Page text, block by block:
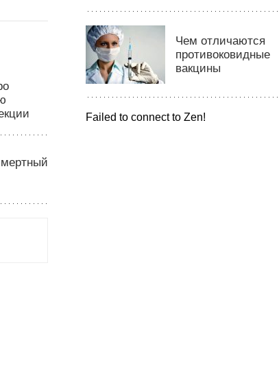
Чем отличаются
противоковидные
вакцины
Failed to connect to Zen!